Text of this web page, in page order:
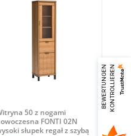
50 z nogami
FONTI 02N
słupek regał z szybą
B
E
W
E
R
T
U
N
G
E
N
K
O
N
T
R
O
L
L
I
E
R
EN